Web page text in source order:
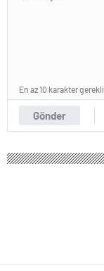
Gönder
En az 10 karakter gerekli